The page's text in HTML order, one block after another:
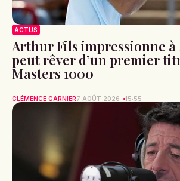
ACTUS
Arthur Fils impressionne
peut rêver d’un premier
Masters 1000
CLÉMENCE GARNIER7 AOÛT 2026 15:55